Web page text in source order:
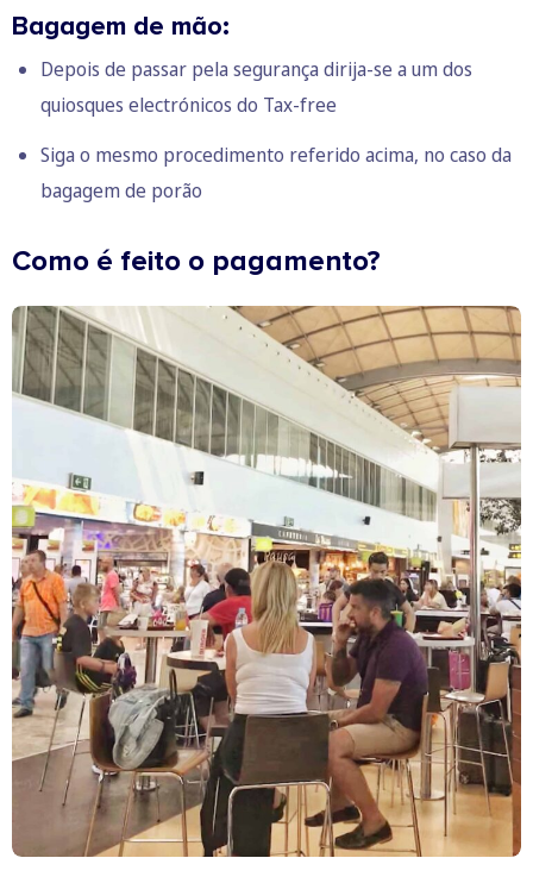
Bagagem de mão:
Depois de passar pela segurança dirija-se a um dos
quiosques electrónicos do Tax-free
Siga o mesmo procedimento referido acima, no caso da
bagagem de porão
Como é feito o pagamento?